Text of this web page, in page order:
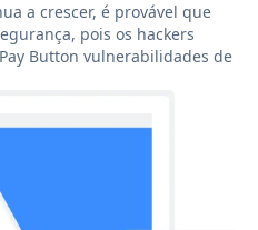
a crescer, é provável que
pois os hackers
Button vulnerabilidades de